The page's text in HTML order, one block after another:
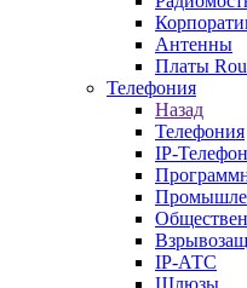
Антенны
Платы
Телефония
Назад
Телефония
IP-
IP-АТС
Шлюзы